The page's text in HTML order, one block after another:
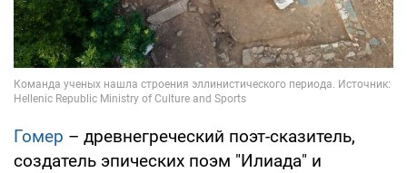
Гомер – древнегреческий поэт-сказитель,
создатель эпических поэм "Илиада" и